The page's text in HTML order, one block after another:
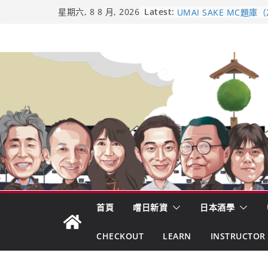
星期六, 8 8 月, 2026 Latest:
日本酒類地理標示
UMAI SAKE MC題庫
【酒業商戰】130年老
市場！梅乃宿上市背後
龜之井酒造：口說上
吟釀的堅持與傳承 ～
首頁 嚐日新資 日本酒學
CHECKOUT LEARN